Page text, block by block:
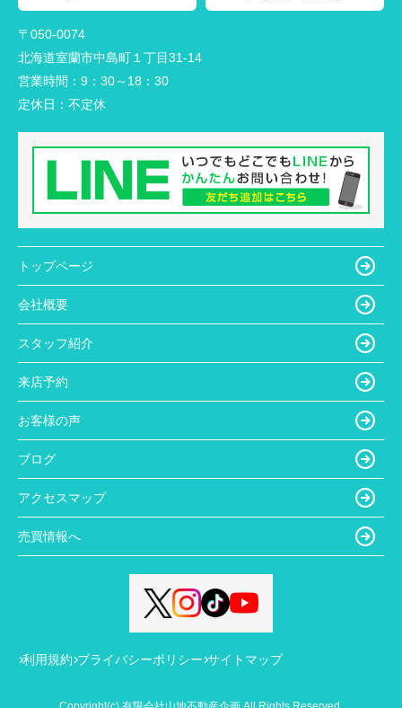
皆さんこんにちは！！今日は8月8日
の日」です。世界猫の日は、2002年
に国際動物福祉基金（IFAW）が制定
しました。猫の幸せや動物愛...
2026.07.27
伊達市で店を開くならここ！アクセ
ス抜群＆人通りの多い錦町テナ...
みなさん、こんにちは！今回は、北
海道伊達市で「新しくお店を開きた
り、昼夜問...
〒050-0074
北海道室蘭市中島町１丁目31-14
営業時間： 9：30～18：30
定休日： 不定休
トップページ
会社概要
スタッフ紹介
来店予約
お客様の声
ブログ
アクセスマップ
売買情報へ
利用規約 プライバシーポリシー サイトマップ